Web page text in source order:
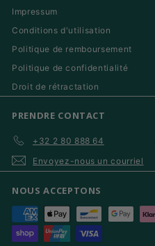
Impressum
Conditions d'utilisation
Politique de remboursement
Politique de confidentialité
Droit de rétractation
PRENDRE CONTACT
+32 2 80 888 64
Envoyez-nous un courriel
NOUS ACCEPTONS